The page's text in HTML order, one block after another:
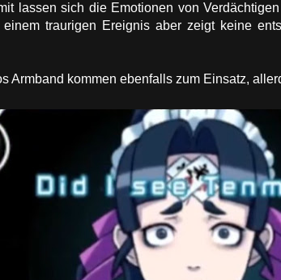
lassen sich die Emotionen von
traurigen Ereignis aber zeigt keine
Armband kommen ebenfalls zum Einsatz,